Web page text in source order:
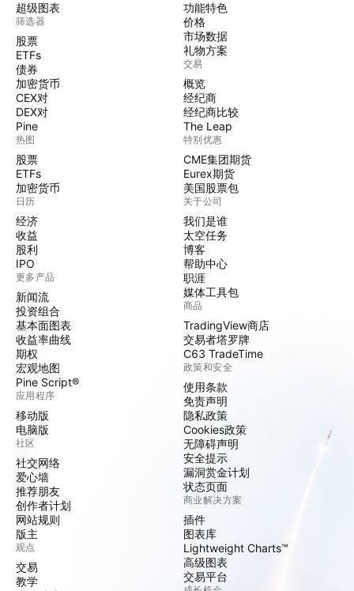
超级图表
筛选器
股票
ETFs
债券
加密货币
CEX对
DEX对
Pine
热图
股票
ETFs
加密货币
日历
经济
收益
股利
IPO
更多产品
新闻流
投资组合
基本面图表
收益率曲线
期权
宏观地图
Pine Script®
应用程序
移动版
电脑版
社区
社交网络
爱心墙
推荐朋友
创作者计划
网站规则
版主
观点
交易
教学
功能特色
价格
市场数据
礼物方案
交易
概览
经纪商
经纪商比较
The Leap
特别优惠
CME集团期货
Eurex期货
美国股票包
关于公司
我们是谁
太空任务
博客
帮助中心
职涯
媒体工具包
商品
TradingView商店
交易者塔罗牌
C63 TradeTime
政策和安全
使用条款
免责声明
隐私政策
Cookies政策
无障碍声明
安全提示
漏洞赏金计划
状态页面
商业解决方案
插件
图表库
Lightweight Charts™
高级图表
交易平台